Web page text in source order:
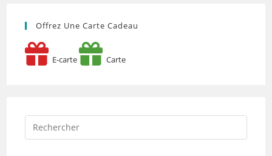
Offrez Une Carte Cadeau
E-carte Carte